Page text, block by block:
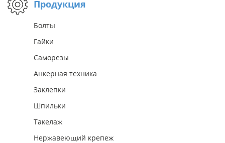
Продукция
Болты
Гайки
Саморезы
Анкерная техника
Заклепки
Шпильки
Такелаж
Нержавеющий крепеж